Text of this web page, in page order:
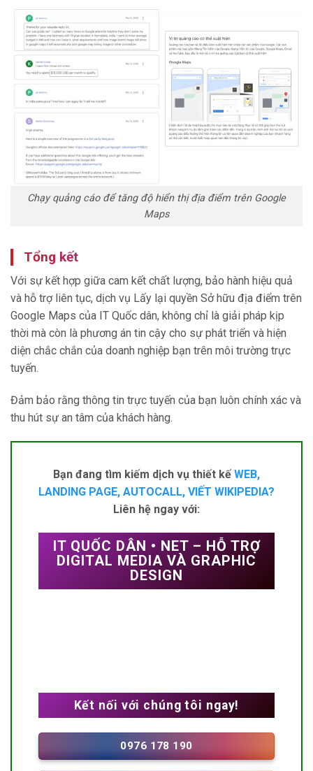
Chạy quảng cáo để tăng độ hiển thị địa điểm trên Google
Maps
Tổng kết
Với sự kết hợp giữa cam kết chất lượng, bảo hành hiệu quả
và hỗ trợ liên tục, dịch vụ Lấy lại quyền Sở hữu địa điểm trên
Google Maps của IT Quốc dân, không chỉ là giải pháp kịp
thời mà còn là phương án tin cậy cho sự phát triển và hiện
diện chắc chắn của doanh nghiệp bạn trên môi trường trực
tuyến.
Đảm bảo rằng thông tin trực tuyến của bạn luôn chính xác và
thu hút sự an tâm của khách hàng.
Bạn đang tìm kiếm dịch vụ thiết kếWEB,
LANDING PAGE, AUTOCALL, VIẾT WIKIPEDIA?
Liên hệ ngay với:
IT QUỐC DÂN • NET – HỖ TRỢ
DIGITAL MEDIA VÀ GRAPHIC
DESIGN
Kết nối với chúng tôi ngay!
0976 178 190